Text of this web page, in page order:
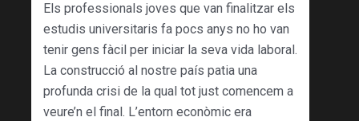
Els professionals joves que van finalitzar els
estudis universitaris fa pocs anys no ho van
tenir gens fàcil per iniciar la seva vida laboral.
La construcció al nostre país patia una
profunda crisi de la qual tot just comencem a
veure’n el final. L’entorn econòmic era